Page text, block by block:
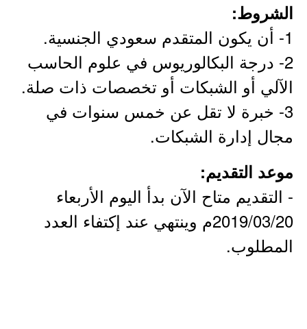
الشروط:
1- أن يكون المتقدم سعودي الجنسية.
2- درجة البكالوريوس في علوم الحاسب
الآلي أو الشبكات أو تخصصات ذات صلة.
3- خبرة لا تقل عن خمس سنوات في
مجال إدارة الشبكات.
موعد التقديم:
- التقديم متاح الآن بدأ اليوم الأربعاء
2019/03/20م وينتهي عند إكتفاء العدد
المطلوب.